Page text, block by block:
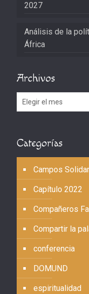
2027
Análisis de la
África
Archivos
Archivos
Categorías
Campos
Capítulo 2022
Compañeros
Compartir la
conferencia
DOMUND
espiritualidad